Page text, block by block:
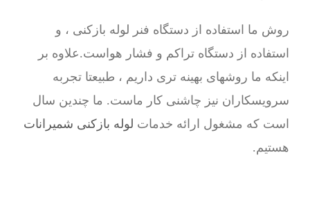
روش ما استفاده از دستگاه فنر لوله بازکنی ، و
استفاده از دستگاه تراکم و فشار هواست.علاوه بر
اینکه ما روشهای بهینه تری داریم ، طبیعتا تجربه
سرویسکاران نیز چاشنی کار ماست. ما چندین سال
است که مشغول ارائه خدمات لوله بازکنی شمیرانات
هستیم.